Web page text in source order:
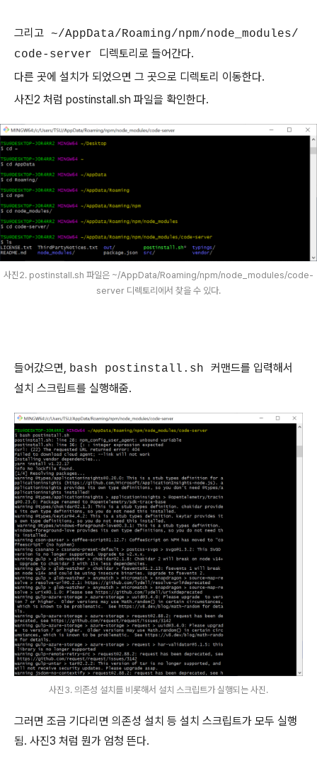
그리고 ~/AppData/Roaming/npm/node_modules/
code-server 디렉토리로 들어간다.
다른 곳에 설치가 되었으면 그 곳으로 디렉토리 이동한다.
사진2 처럼 postinstall.sh 파일을 확인한다.
사진2. postinstall.sh 파일은 ~/AppData/Roaming/npm/node_modules/code-
server 디렉토리에서 찾을 수 있다.
들어갔으면, bash postinstall.sh 커맨드를 입력해서
설치 스크립트를 실행해줌.
사진3. 의존성 설치를 비롯해서 설치 스크립트가 실행되는 사진.
그러면 조금 기다리면 의존성 설치 등 설치 스크립트가 모두 실행
됨. 사진3 처럼 뭔가 엄청 뜬다.